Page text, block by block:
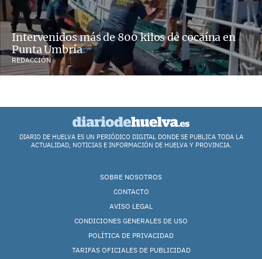
Intervenidos más de 800 kilos de cocaína en
Punta Umbría
REDACCIÓN
DIARIO DE HUELVA ES UN PERIÓDICO DIGITAL DONDE SE PUBLICA TODA LA
ACTUALIDAD, NOTICIAS E INFORMACIÓN DE HUELVA Y PROVINCIA.
SOBRE NOSOTROS
CONTACTO
AVISO LEGAL
CONDICIONES GENERALES DE USO
POLÍTICA DE PRIVACIDAD
TARIFAS OFICIALES DE PUBLICIDAD